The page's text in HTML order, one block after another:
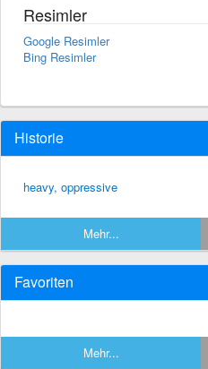
Resimler
Google Resimler
Bing Resimler
Historie
heavy, oppressive
Mehr...
Favoriten
Mehr...